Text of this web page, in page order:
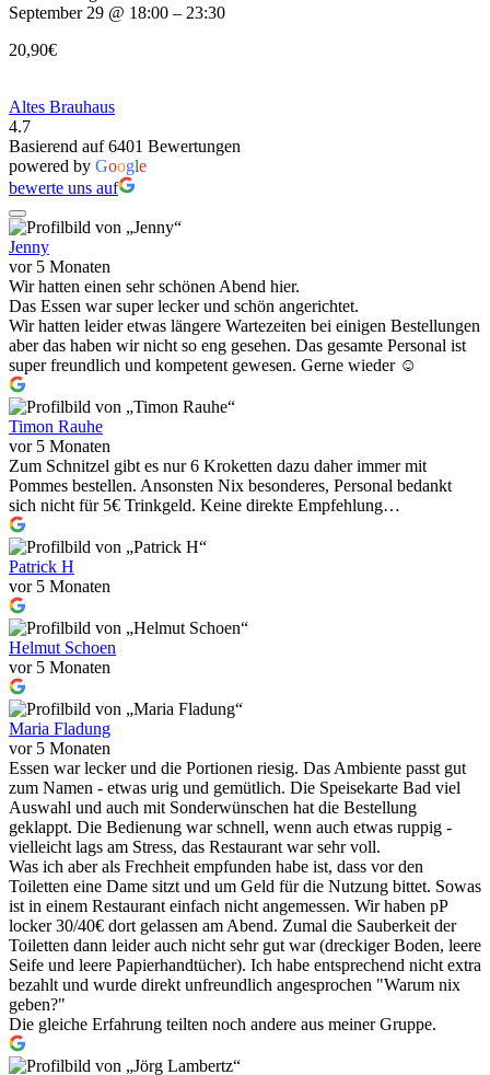
September 29 @ 18:00 – 23:30
20,90€
Altes Brauhaus
4.7
Basierend auf 6401 Bewertungen
powered by Google
bewerte uns auf
Jenny
vor 5 Monaten
Wir hatten einen sehr schönen Abend hier.
Das Essen war super lecker und schön angerichtet.
Wir hatten leider etwas längere Wartezeiten bei einigen Bestellungen
aber das haben wir nicht so eng gesehen. Das gesamte Personal ist
super freundlich und kompetent gewesen. Gerne wieder ☺️
Timon Rauhe
vor 5 Monaten
Zum Schnitzel gibt es nur 6 Kroketten dazu daher immer mit
Pommes bestellen. Ansonsten Nix besonderes, Personal bedankt
sich nicht für 5€ Trinkgeld. Keine direkte Empfehlung…
Patrick H
vor 5 Monaten
Helmut Schoen
vor 5 Monaten
Maria Fladung
vor 5 Monaten
Essen war lecker und die Portionen riesig. Das Ambiente passt gut
zum Namen - etwas urig und gemütlich. Die Speisekarte Bad viel
Auswahl und auch mit Sonderwünschen hat die Bestellung
geklappt. Die Bedienung war schnell, wenn auch etwas ruppig -
vielleicht lags am Stress, das Restaurant war sehr voll.
Was ich aber als Frechheit empfunden habe ist, dass vor den
Toiletten eine Dame sitzt und um Geld für die Nutzung bittet. Sowas
ist in einem Restaurant einfach nicht angemessen. Wir haben pP
locker 30/40€ dort gelassen am Abend. Zumal die Sauberkeit der
Toiletten dann leider auch nicht sehr gut war (dreckiger Boden, leere
Seife und leere Papierhandtücher). Ich habe entsprechend nicht extra
bezahlt und wurde direkt unfreundlich angesprochen "Warum nix
geben?"
Die gleiche Erfahrung teilten noch andere aus meiner Gruppe.